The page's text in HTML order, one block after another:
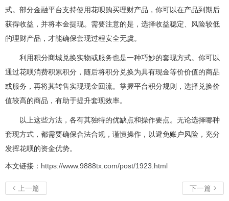
式。部分金融平台支持使用花呗购买理财产品，你可以在产品到期后
获得收益，并将本金提现。需要注意的是，选择收益稳定、风险较低
的理财产品，才能确保套现过程安全无虞。
利用积分商城兑换实物或服务也是一种巧妙的套现方式。你可以
通过花呗消费积累积分，随后将积分兑换为具有现金等价价值的商品
或服务，再将其转售实现现金回流。掌握平台积分规则，选择兑换价
值较高的商品，有助于提升套现效率。
以上这些方法，各有其独特的优缺点和操作要点。无论选择哪种
套现方式，都需要确保合法合规，谨慎操作，以避免账户风险，充分
发挥花呗的资金优势。
本文链接： https://www.9888tx.com/post/1923.html
 上一篇 下一篇 